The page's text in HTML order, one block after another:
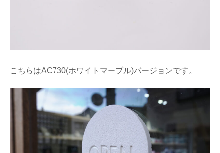
こちらはAC730(ホワイトマーブル)バージョンです。